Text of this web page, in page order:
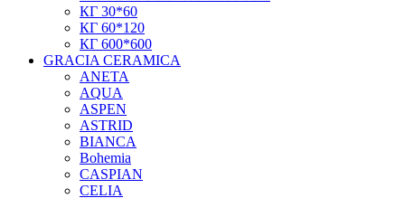
КГ 30*60
КГ 60*120
КГ 600*600
GRACIA CERAMICA
ANETA
AQUA
ASPEN
ASTRID
BIANCA
Bohemia
CASPIAN
CELIA